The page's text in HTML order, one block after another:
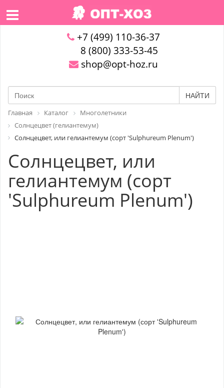
+7 (499) 110-36-37
8 (800) 333-53-45
shop@opt-hoz.ru
НАЙТИ
Главная Каталог
Многолетники
Солнцецвет (гелиантемум)
Солнцецвет, или гелиантемум (сорт 'Sulphureum Plenum')
Солнцецвет, или
гелиантемум (сорт
'Sulphureum Plenum')